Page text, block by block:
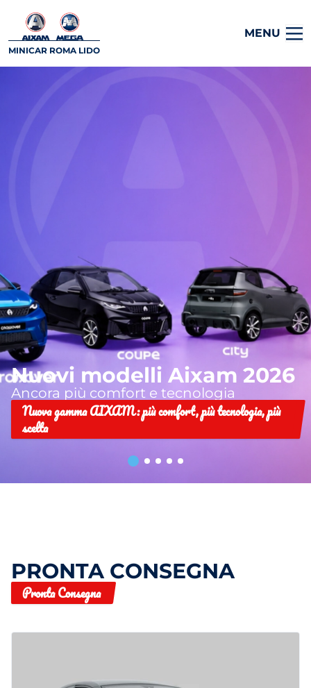
MINICAR ROMA LIDO
MENU
Nuovi modelli Aixam 2026
Ancora più comfort e tecnologia
Nuova gamma AIXAM: più comfort, più tecnologia, più
scelta
PRONTA CONSEGNA
Pronta Consegna